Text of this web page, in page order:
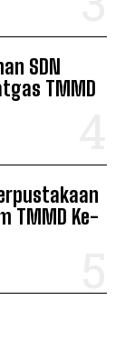
SDN
TMMD
TMMD Ke-